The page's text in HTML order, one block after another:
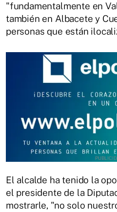
"fundamentalmente en
también en Albacete y
personas que están
El alcalde ha tenido la
el presidente de la
mostrarle, "no solo